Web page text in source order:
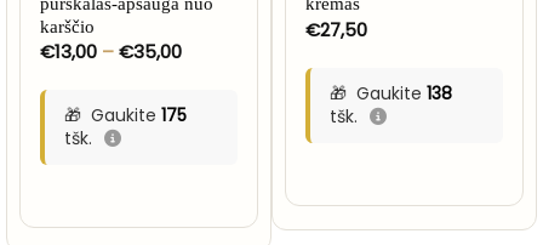
karščio
€13,00 – €35,00Price
through
€35,00
Gaukite 175
tšk.
€27,50
Gaukite 138
tšk.